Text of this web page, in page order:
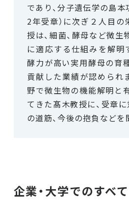
であり、分子遺伝学の島本
2年受章）に次ぎ２人目の
授は、細菌、酵母など微
に適応する仕組みを解明
酵力が高い実用酵母の育
貢献した業績が認められ
野で微生物の機能解明と
てきた髙木教授に、受章
の道筋、今後の抱負などを
企業・大学でのすべ